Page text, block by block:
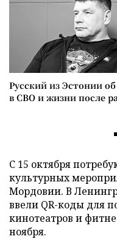
Русский из Эстонии
в СВО и жизни после
С 15 октября
культурных
Мордовии. В
ввели QR-коды для
кинотеатров и
ноября.